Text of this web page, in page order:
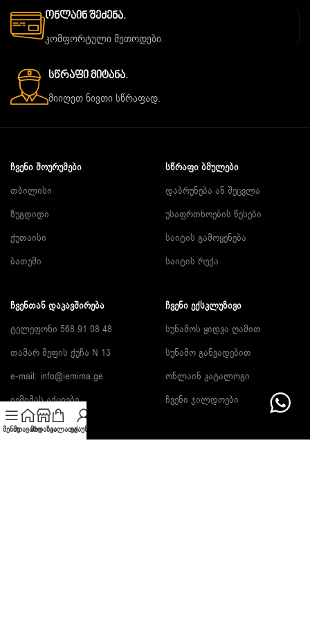
Ონლაინ Შეძენა.
კომფორტული მეთოდები.
Სწრაფი Მიტანა.
მიიღეთ ნივთი სწრაფად.
ᲩᲕᲔᲜᲘ ᲨᲝᲣᲠᲣᲛᲔᲑᲘ
თბილისი
ზუგდიდი
ქუთაისი
ბათუმი
ᲡᲬᲠᲐᲤᲘ ᲑᲛᲣᲚᲔᲑᲘ
დაბრუნება ან შეცვლა
უსაფრთხოების წესები
საიტის გამოყენება
საიტის რუქა
ᲩᲕᲔᲜᲗᲐᲜ ᲓᲐᲙᲐᲕᲨᲘᲠᲔᲑᲐ
ტელეფონი 568 91 08 48
თამარ მეფის ქუჩა N 13
e-mail: info@iemima.ge
იემიმას აქციები
ᲩᲕᲔᲜᲘ ᲔᲥᲡᲙᲚᲣᲖᲘᲕᲘ
სუნამოს ყიდვა ღამით
სუნამო განვადებით
ონლაინ კატალოგი
ჩვენი ჯილდოები
მენიუმთავარიმაღაზიაკალათაექაუნთი